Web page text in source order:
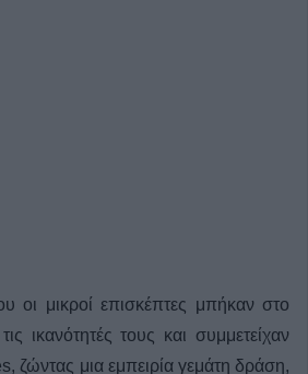
οι μικροί επισκέπτες μπήκαν στο
ικανότητές τους και συμμετείχαν
ζώντας μια εμπειρία γεμάτη δράση,